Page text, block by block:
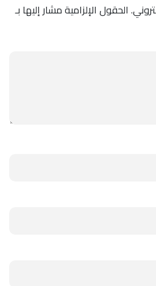
الحقول الإلزامية مشار إليها بـ